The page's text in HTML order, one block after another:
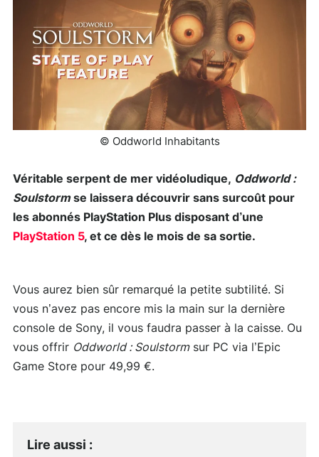
© Oddworld Inhabitants
Véritable serpent de mer vidéoludique, Oddworld :
Soulstormse laissera découvrir sans surcoût pour
les abonnés PlayStation Plus disposant d’une
PlayStation 5, et ce dès le mois de sa sortie.
Vous aurez bien sûr remarqué la petite subtilité. Si
vous n’avez pas encore mis la main sur la dernière
console de Sony, il vous faudra passer à la caisse. Ou
vous offrir Oddworld : Soulstormsur PC via l’Epic
Game Store pour 49,99 €.
Lire aussi :